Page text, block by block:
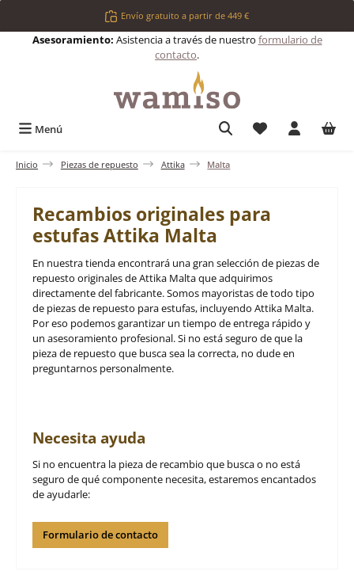
Saltar al contenido principalEnvío gratuito a partir de 449 €
Asesoramiento: Asistencia a través de nuestro formulario de
contacto.
Menú Tienes 0
Inicio Piezas de repuesto Attika Malta
Recambios originales para
estufas Attika Malta
En nuestra tienda encontrará una gran selección de piezas de
repuesto originales de Attika Malta que adquirimos
directamente del fabricante. Somos mayoristas de todo tipo
de piezas de repuesto para estufas, incluyendo Attika Malta.
Por eso podemos garantizar un tiempo de entrega rápido y
un asesoramiento profesional. Si no está seguro de que la
pieza de repuesto que busca sea la correcta, no dude en
preguntarnos personalmente.
Necesita ayuda
Si no encuentra la pieza de recambio que busca o no está
seguro de qué componente necesita, estaremos encantados
de ayudarle:
Formulario de contacto